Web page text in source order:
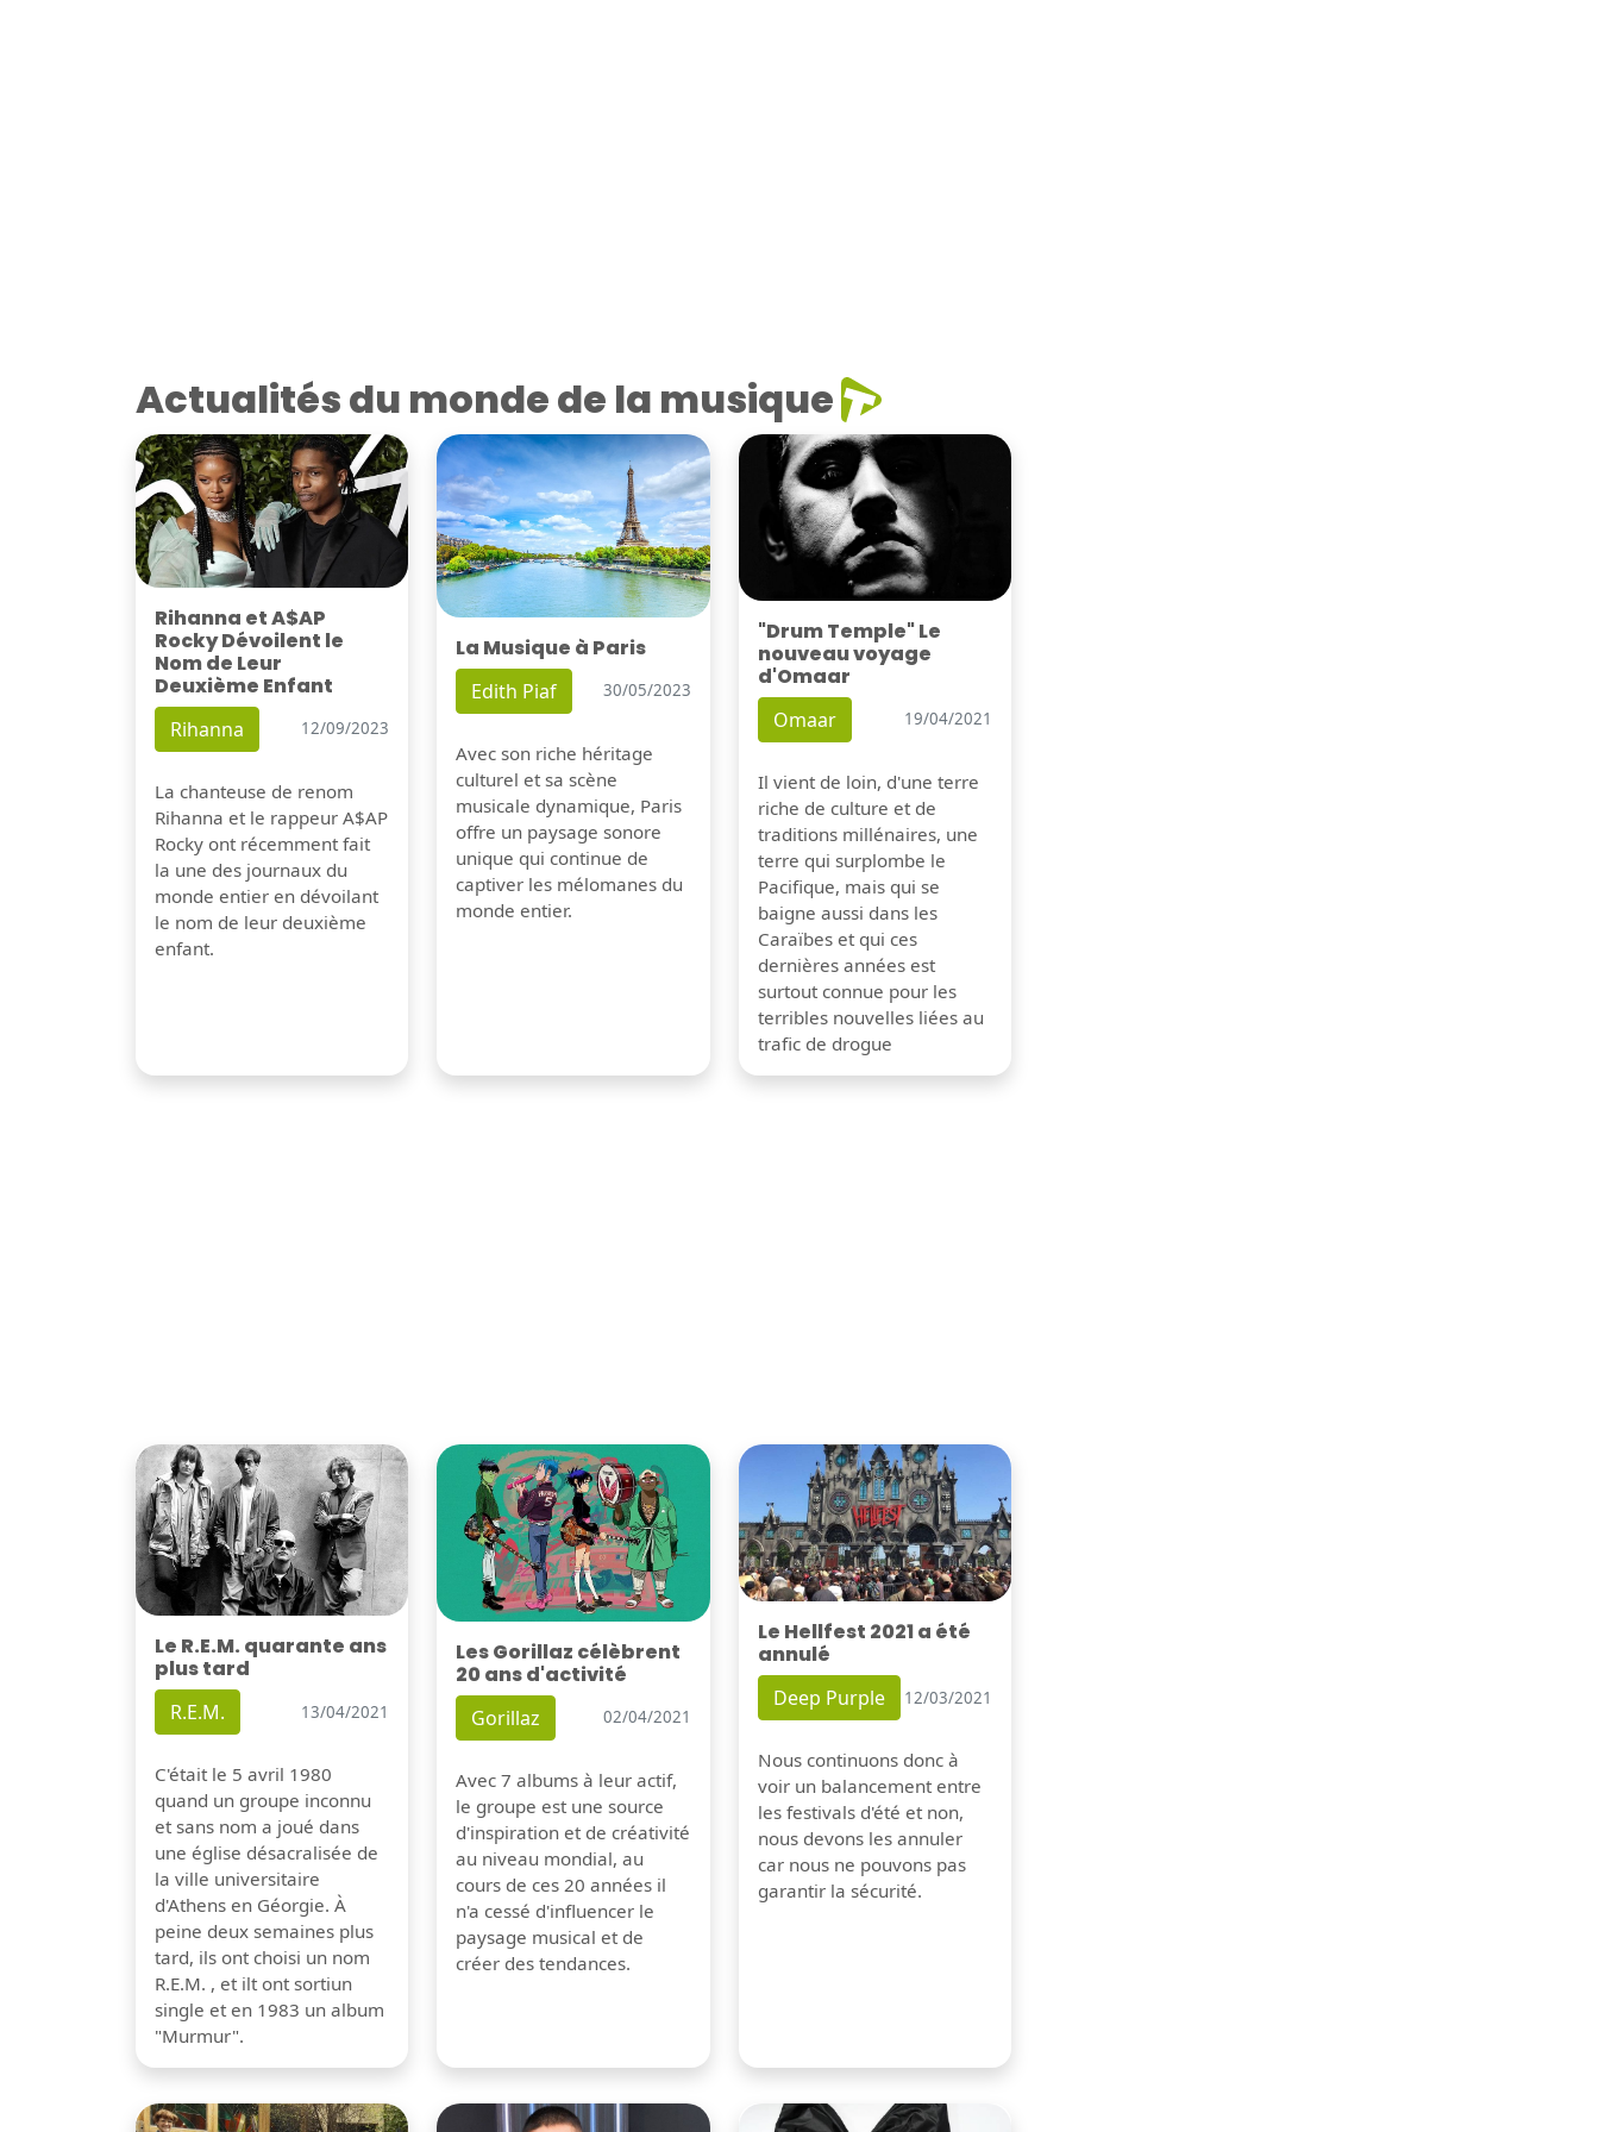
Actualités du monde de la musique
Rihanna et A$AP
Rocky Dévoilent le
Nom de Leur
Deuxième Enfant
Rihanna 12/09/2023
La chanteuse de renom
Rihanna et le rappeur A$AP
Rocky ont récemment fait
la une des journaux du
monde entier en dévoilant
le nom de leur deuxième
enfant.
La Musique à Paris
Edith Piaf 30/05/2023
Avec son riche héritage
culturel et sa scène
musicale dynamique, Paris
offre un paysage sonore
unique qui continue de
captiver les mélomanes du
monde entier.
"Drum Temple" Le
nouveau voyage
d'Omaar
Omaar 19/04/2021
Il vient de loin, d'une terre
riche de culture et de
traditions millénaires, une
terre qui surplombe le
Pacifique, mais qui se
baigne aussi dans les
Caraïbes et qui ces
dernières années est
surtout connue pour les
terribles nouvelles liées au
trafic de drogue
Le R.E.M. quarante ans
plus tard
R.E.M. 13/04/2021
C'était le 5 avril 1980
quand un groupe inconnu
et sans nom a joué dans
une église désacralisée de
la ville universitaire
d'Athens en Géorgie. À
peine deux semaines plus
tard, ils ont choisi un nom
R.E.M. , et ilt ont sortiun
single et en 1983 un album
"Murmur".
Les Gorillaz célèbrent
20 ans d'activité
Gorillaz 02/04/2021
Avec 7 albums à leur actif,
le groupe est une source
d'inspiration et de créativité
au niveau mondial, au
cours de ces 20 années il
n'a cessé d'influencer le
paysage musical et de
créer des tendances.
Le Hellfest 2021 a été
annulé
Deep Purple 12/03/2021
Nous continuons donc à
voir un balancement entre
les festivals d'été et non,
nous devons les annuler
car nous ne pouvons pas
garantir la sécurité.